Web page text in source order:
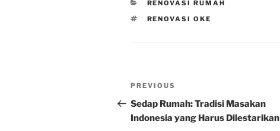
CATEGORIES
RENOVASI RUMAH
TAGS
RENOVASI OKE
Post
navigation
Previous
Post
PREVIOUS
Sedap Rumah: Tradisi Masakan
Indonesia yang Harus Dilestarikan